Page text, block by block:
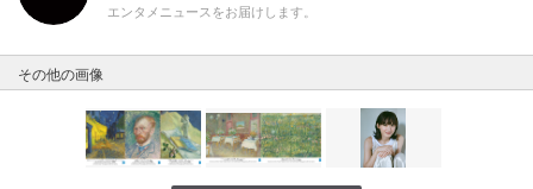
エンタメニュースをお届けします。
その他の画像